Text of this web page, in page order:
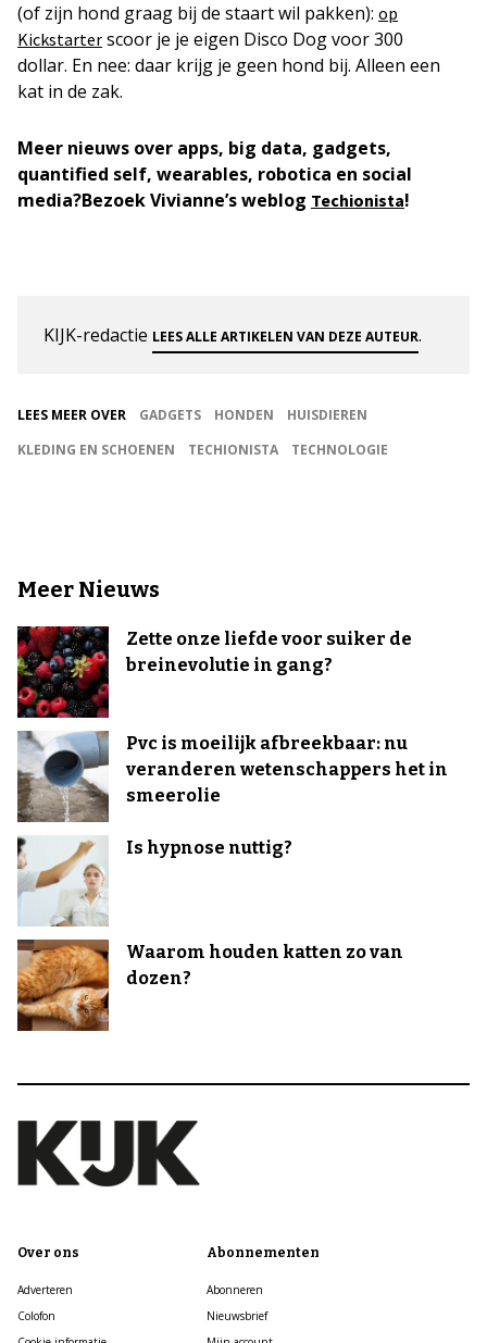
(of zijn hond graag bij de staart wil pakken): op
Kickstarter scoor je je eigen Disco Dog voor 300
dollar. En nee: daar krijg je geen hond bij. Alleen een
kat in de zak.
Meer nieuws over apps, big data, gadgets,
quantified self, wearables, robotica en social
media?Bezoek Vivianne’s weblog Techionista!
KIJK-redactie LEES ALLE ARTIKELEN VAN DEZE AUTEUR.
LEES MEER OVER GADGETS HONDEN
HUISDIEREN
KLEDING EN SCHOENEN
TECHIONISTA TECHNOLOGIE
Meer Nieuws
Zette onze liefde voor suiker de
breinevolutie in gang?
Pvc is moeilijk afbreekbaar: nu
veranderen wetenschappers het in
smeerolie
Is hypnose nuttig?
Waarom houden katten zo van
dozen?
Over ons
Adverteren
Colofon
Abonnementen
Abonneren
Nieuwsbrief